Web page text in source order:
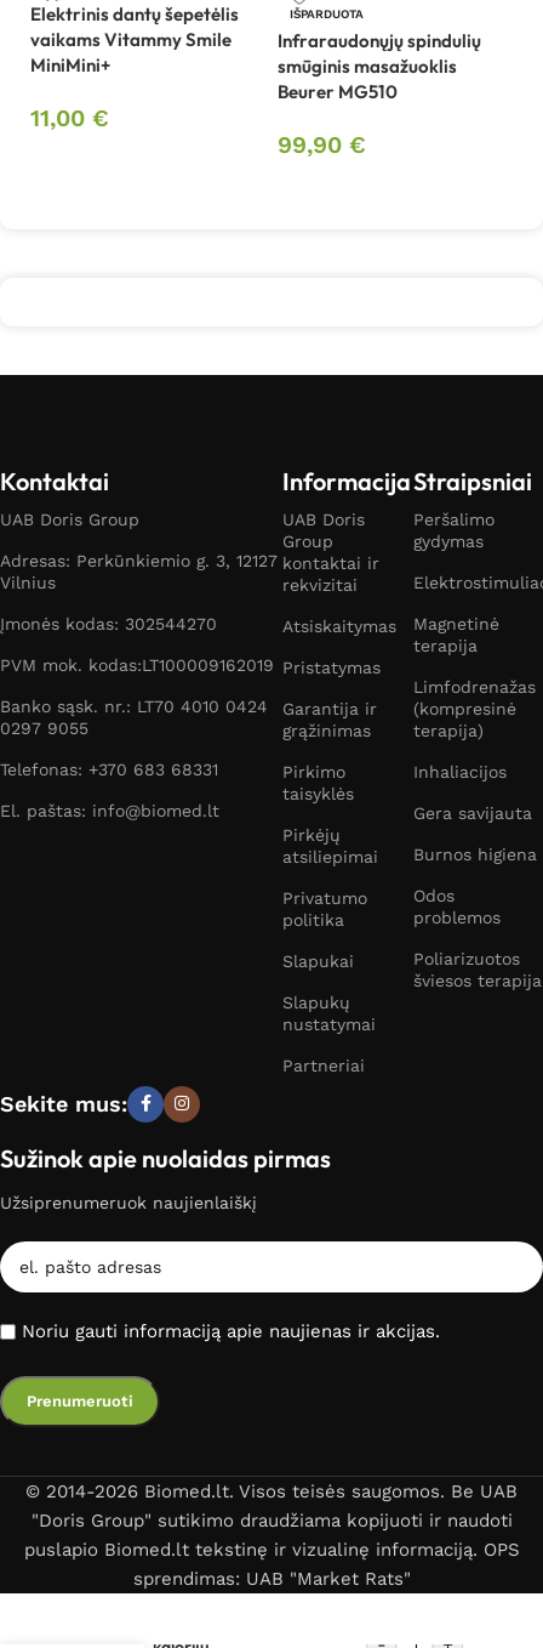
Elektrinis dantų šepetėlis
vaikams Vitammy Smile
MiniMini+
11,00 €
IŠPARDUOTA
Infraraudonųjų spindulių
smūginis masažuoklis
Beurer MG510
99,90 €
Kontaktai
UAB Doris Group
Adresas: Perkūnkiemio g. 3, 12127
Vilnius
Įmonės kodas: 302544270
PVM mok. kodas:LT100009162019
Banko sąsk. nr.: LT70 4010 0424
0297 9055
Telefonas: +370 683 68331
El. paštas: info@biomed.lt
Informacija
UAB Doris
Group
kontaktai ir
rekvizitai
Atsiskaitymas
Pristatymas
Garantija ir
grąžinimas
Pirkimo
taisyklės
Pirkėjų
atsiliepimai
Privatumo
politika
Slapukai
Slapukų
nustatymai
Partneriai
Straipsniai
Peršalimo
gydymas
Magnetinė
terapija
Limfodrenažas
(kompresinė
terapija)
Inhaliacijos
Gera savijauta
Burnos higiena
Odos
problemos
Poliarizuotos
šviesos terapija
Sekite mus:
Sužinok apie nuolaidas pirmas
Užsiprenumeruok naujienlaiškį
Noriu gauti informaciją apie naujienas ir akcijas.
© 2014-2026 Biomed.lt. Visos teisės saugomos. Be UAB
"Doris Group" sutikimo draudžiama kopijuoti ir naudoti
puslapio Biomed.lt tekstinę ir vizualinę informaciją. OPS
sprendimas: UAB "Market Rats"